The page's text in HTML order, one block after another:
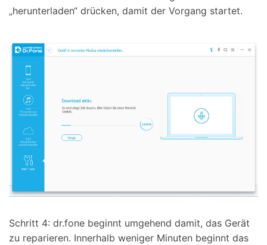
„herunterladen“ drücken, damit der Vorgang startet.
Schritt 4: dr.fone beginnt umgehend damit, das Gerät
zu reparieren. Innerhalb weniger Minuten beginnt das